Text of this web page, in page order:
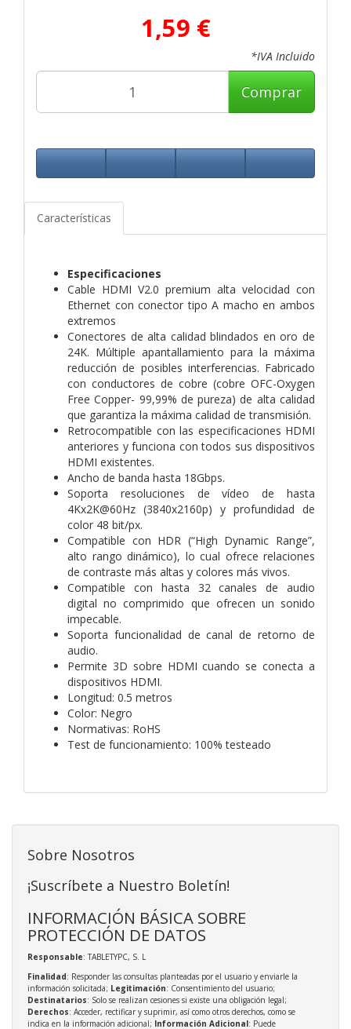
1,59 €
*IVA Incluido
Comprar
Características
Especificaciones
Cable HDMI V2.0 premium alta velocidad con
Ethernet con conector tipo A macho en ambos
extremos
Conectores de alta calidad blindados en oro de
24K. Múltiple apantallamiento para la máxima
reducción de posibles interferencias. Fabricado
con conductores de cobre (cobre OFC-Oxygen
Free Copper- 99,99% de pureza) de alta calidad
que garantiza la máxima calidad de transmisión.
Retrocompatible con las especificaciones HDMI
anteriores y funciona con todos sus dispositivos
HDMI existentes.
Ancho de banda hasta 18Gbps.
Soporta resoluciones de vídeo de hasta
4Kx2K@60Hz (3840x2160p) y profundidad de
color 48 bit/px.
Compatible con HDR (“High Dynamic Range”,
alto rango dinámico), lo cual ofrece relaciones
de contraste más altas y colores más vivos.
Compatible con hasta 32 canales de audio
digital no comprimido que ofrecen un sonido
impecable.
Soporta funcionalidad de canal de retorno de
audio.
Permite 3D sobre HDMI cuando se conecta a
dispositivos HDMI.
Longitud: 0.5 metros
Color: Negro
Normativas: RoHS
Test de funcionamiento: 100% testeado
Sobre Nosotros
¡Suscríbete a Nuestro Boletín!
INFORMACIÓN BÁSICA SOBRE
PROTECCIÓN DE DATOS
Responsable: TABLETYPC, S. L
Finalidad: Responder las consultas planteadas por el usuario y enviarle la
información solicitada; Legitimación: Consentimiento del usuario;
Destinatarios: Solo se realizan cesiones si existe una obligación legal;
Derechos: Acceder, rectificar y suprimir, así como otros derechos, como se
indica en la información adicional; Información Adicional: Puede